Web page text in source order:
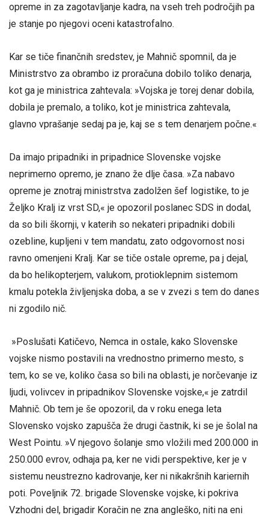
opreme in za zagotavljanje kadra, na vseh treh področjih pa
je stanje po njegovi oceni katastrofalno.
Kar se tiče finančnih sredstev, je Mahnič spomnil, da je
Ministrstvo za obrambo iz proračuna dobilo toliko denarja,
kot ga je ministrica zahtevala: »Vojska je torej denar dobila,
dobila je premalo, a toliko, kot je ministrica zahtevala,
glavno vprašanje sedaj pa je, kaj se s tem denarjem počne.«
Da imajo pripadniki in pripadnice Slovenske vojske
neprimerno opremo, je znano že dlje časa. »Za nabavo
opreme je znotraj ministrstva zadolžen šef logistike, to je
Željko Kralj iz vrst SD,« je opozoril poslanec SDS in dodal,
da so bili škornji, v katerih so nekateri pripadniki dobili
ozebline, kupljeni v tem mandatu, zato odgovornost nosi
ravno omenjeni Kralj. Kar se tiče ostale opreme, pa j dejal,
da bo helikopterjem, valukom, protioklepnim sistemom
kmalu potekla življenjska doba, a se v zvezi s tem do danes
ni zgodilo nič.
»Poslušati Katičevo, Nemca in ostale, kako Slovenske
vojske nismo postavili na vrednostno primerno mesto, s
tem, ko se ve, koliko časa so bili na oblasti, je norčevanje iz
ljudi, volivcev in pripadnikov Slovenske vojske,« je zatrdil
Mahnič. Ob tem je še opozoril, da v roku enega leta
Slovensko vojsko zapušča že drugi častnik, ki se je šolal na
West Pointu. »V njegovo šolanje smo vložili med 200.000 in
250.000 evrov, odhaja pa, ker ne vidi perspektive, ker je v
sistemu neustrezno kadrovanje, ker ni nikakršnih kariernih
poti. Poveljnik 72. brigade Slovenske vojske, ki pokriva
Vzhodni del, brigadir Koračin ne zna angleško, niti na eni